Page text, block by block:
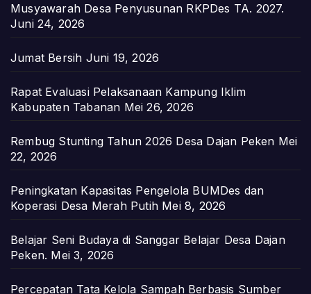
Musyawarah Desa Penyusunan RKPDes TA. 2027.
Juni 24, 2026
Jumat Bersih Juni 19, 2026
Rapat Evaluasi Pelaksanaan Kampung Iklim
Kabupaten Tabanan Mei 26, 2026
Rembug Stunting Tahun 2026 Desa Dajan Peken Mei
22, 2026
Peningkatan Kapasitas Pengelola BUMDes dan
Koperasi Desa Merah Putih Mei 8, 2026
Belajar Seni Budaya di Sanggar Belajar Desa Dajan
Peken. Mei 3, 2026
Percepatan Tata Kelola Sampah Berbasis Sumber